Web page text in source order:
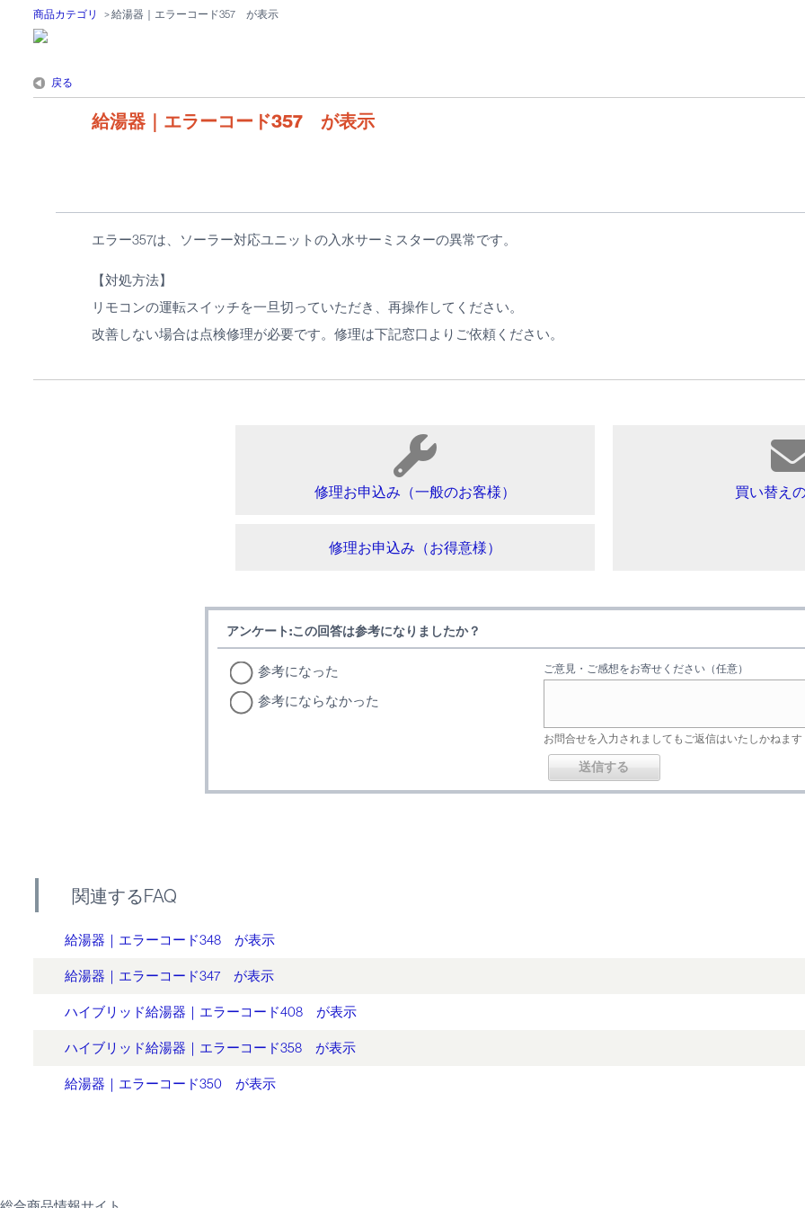
商品カテゴリ >給湯器｜エラーコード357 が表示
戻る
給湯器｜エラーコード357 が表示
エラー357は、ソーラー対応ユニットの入水サーミスターの異常です。
【対処方法】
リモコンの運転スイッチを一旦切っていただき、再操作してください。
改善しない場合は点検修理が必要です。修理は下記窓口よりご依頼ください。
修理お申込み（一般のお客様）
修理お申込み（お得意様）
買い替え
アンケート:この回答は参考になりましたか？
参考になった
参考にならなかった
ご意見・ご感想をお寄せください（任意）
お問合せを入力されましてもご返信はいたしかねます
関連するFAQ
給湯器｜エラーコード348 が表示
給湯器｜エラーコード347 が表示
ハイブリッド給湯器｜エラーコード408 が表示
ハイブリッド給湯器｜エラーコード358 が表示
給湯器｜エラーコード350 が表示